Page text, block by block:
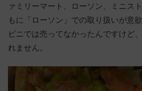
ァミリーマート、ローソン、ミニス
もに「ローソン」での取り扱いが意
ビニでは売ってなかったんですけど
れません。